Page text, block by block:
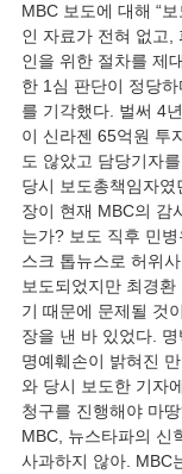
MBC 보도에 대해 “
인 자료가 전혀 없고,
인을 위한 절차를 제
한 1심 판단이 정당
를 기각했다. 벌써 4
이 신라젠 65억원 투
도 않았고 담당기자
당시 보도총책임자
장이 현재 MBC의 감
는가? 보도 직후 민
스크 톱뉴스로 허위
보도되었지만 최경
기 때문에 문제될 것
장을 낸 바 있었다.
명예훼손이 밝혀진
와 당시 보도한 기자
청구를 진행해야 마
MBC, 뉴스타파의 신
사과하지 않아. MBC